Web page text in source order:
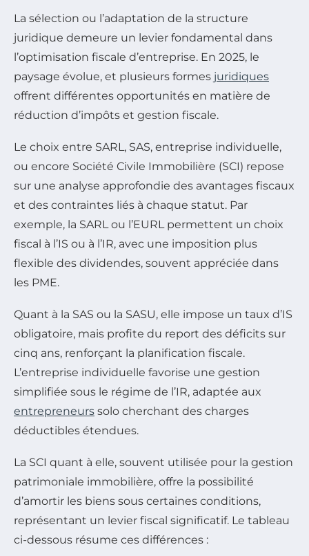
La sélection ou l’adaptation de la structure
juridique demeure un levier fondamental dans
l’optimisation fiscale d’entreprise. En 2025, le
paysage évolue, et plusieurs formes juridiques
offrent différentes opportunités en matière de
réduction d’impôts et gestion fiscale.
Le choix entre SARL, SAS, entreprise individuelle,
ou encore Société Civile Immobilière (SCI) repose
sur une analyse approfondie des avantages fiscaux
et des contraintes liés à chaque statut. Par
exemple, la SARL ou l’EURL permettent un choix
fiscal à l’IS ou à l’IR, avec une imposition plus
flexible des dividendes, souvent appréciée dans
les PME.
Quant à la SAS ou la SASU, elle impose un taux d’IS
obligatoire, mais profite du report des déficits sur
cinq ans, renforçant la planification fiscale.
L’entreprise individuelle favorise une gestion
simplifiée sous le régime de l’IR, adaptée aux
entrepreneurs solo cherchant des charges
déductibles étendues.
La SCI quant à elle, souvent utilisée pour la gestion
patrimoniale immobilière, offre la possibilité
d’amortir les biens sous certaines conditions,
représentant un levier fiscal significatif. Le tableau
ci-dessous résume ces différences :